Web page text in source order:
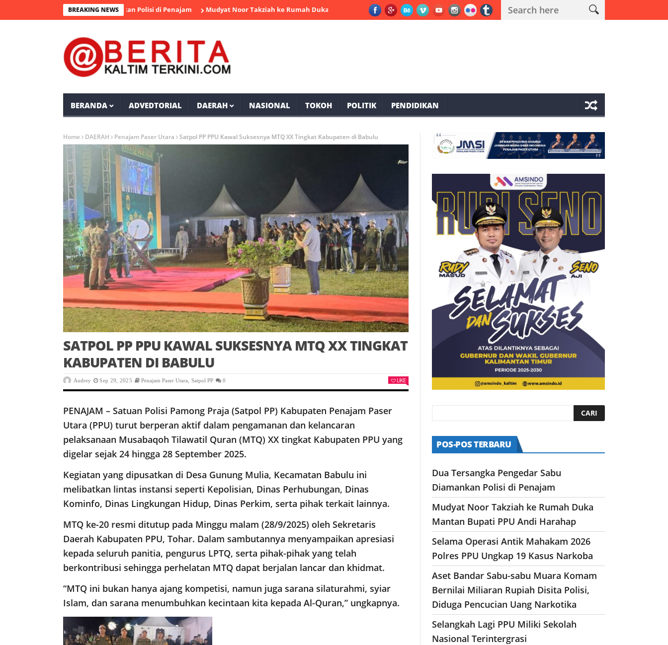
BREAKING NEWS
Pengedar Sabu Diamankan Polisi di Penajam Mudyat Noor Takziah ke Rumah Duka Mantan Bupati PPU Andi Harahap Selama Operasi Antik Mahakam 2026 Polres PPU Ungkap 19 Kasus
BERANDA ADVEDTORIAL DAERAH NASIONAL TOKOH POLITIK PENDIDIKAN
Home DAERAH Penajam Paser Utara Satpol PP PPU Kawal Suksesnya MTQ XX Tingkat Kabupaten di Babulu
SATPOL PP PPU KAWAL SUKSESNYA MTQ XX TINGKAT
KABUPATEN DI BABULU
Audrey Sep 29, 2025 Penajam Paser Utara Satpol PP 0 LIKE
PENAJAM – Satuan Polisi Pamong Praja (Satpol PP) Kabupaten Penajam Paser
Utara (PPU) turut berperan aktif dalam pengamanan dan kelancaran
pelaksanaan Musabaqoh Tilawatil Quran (MTQ) XX tingkat Kabupaten PPU yang
digelar sejak 24 hingga 28 September 2025.
Kegiatan yang dipusatkan di Desa Gunung Mulia, Kecamatan Babulu ini
melibatkan lintas instansi seperti Kepolisian, Dinas Perhubungan, Dinas
Kominfo, Dinas Lingkungan Hidup, Dinas Perkim, serta pihak terkait lainnya.
MTQ ke-20 resmi ditutup pada Minggu malam (28/9/2025) oleh Sekretaris
Daerah Kabupaten PPU, Tohar. Dalam sambutannya menyampaikan apresiasi
kepada seluruh panitia, pengurus LPTQ, serta pihak-pihak yang telah
berkontribusi sehingga perhelatan MTQ dapat berjalan lancar dan khidmat.
“MTQ ini bukan hanya ajang kompetisi, namun juga sarana silaturahmi, syiar
Islam, dan sarana menumbuhkan kecintaan kita kepada Al-Quran,” ungkapnya.
POS-POS TERBARU
Dua Tersangka Pengedar Sabu
Diamankan Polisi di Penajam
Mudyat Noor Takziah ke Rumah Duka
Mantan Bupati PPU Andi Harahap
Selama Operasi Antik Mahakam 2026
Polres PPU Ungkap 19 Kasus Narkoba
Aset Bandar Sabu-sabu Muara Komam
Bernilai Miliaran Rupiah Disita Polisi,
Diduga Pencucian Uang Narkotika
Selangkah Lagi PPU Miliki Sekolah
Nasional Terintergrasi